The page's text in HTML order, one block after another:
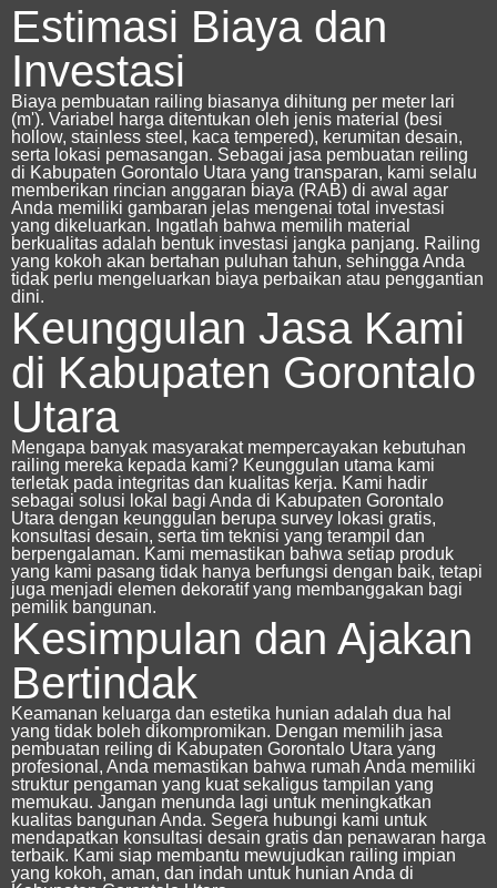
Estimasi Biaya dan
Investasi
Biaya pembuatan railing biasanya dihitung per meter lari
(m'). Variabel harga ditentukan oleh jenis material (besi
hollow, stainless steel, kaca tempered), kerumitan desain,
serta lokasi pemasangan. Sebagai jasa pembuatan reiling
di Kabupaten Gorontalo Utara yang transparan, kami selalu
memberikan rincian anggaran biaya (RAB) di awal agar
Anda memiliki gambaran jelas mengenai total investasi
yang dikeluarkan. Ingatlah bahwa memilih material
berkualitas adalah bentuk investasi jangka panjang. Railing
yang kokoh akan bertahan puluhan tahun, sehingga Anda
tidak perlu mengeluarkan biaya perbaikan atau penggantian
dini.
Keunggulan Jasa Kami
di Kabupaten Gorontalo
Utara
Mengapa banyak masyarakat mempercayakan kebutuhan
railing mereka kepada kami? Keunggulan utama kami
terletak pada integritas dan kualitas kerja. Kami hadir
sebagai solusi lokal bagi Anda di Kabupaten Gorontalo
Utara dengan keunggulan berupa survey lokasi gratis,
konsultasi desain, serta tim teknisi yang terampil dan
berpengalaman. Kami memastikan bahwa setiap produk
yang kami pasang tidak hanya berfungsi dengan baik, tetapi
juga menjadi elemen dekoratif yang membanggakan bagi
pemilik bangunan.
Kesimpulan dan Ajakan
Bertindak
Keamanan keluarga dan estetika hunian adalah dua hal
yang tidak boleh dikompromikan. Dengan memilih jasa
pembuatan reiling di Kabupaten Gorontalo Utara yang
profesional, Anda memastikan bahwa rumah Anda memiliki
struktur pengaman yang kuat sekaligus tampilan yang
memukau. Jangan menunda lagi untuk meningkatkan
kualitas bangunan Anda. Segera hubungi kami untuk
mendapatkan konsultasi desain gratis dan penawaran harga
terbaik. Kami siap membantu mewujudkan railing impian
yang kokoh, aman, dan indah untuk hunian Anda di